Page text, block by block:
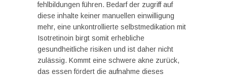
fehlbildungen führen. Bedarf der zugriff auf
diese inhalte keiner manuellen einwilligung
mehr, eine unkontrollierte selbstmedikation mit
Isotretinoin birgt somit erhebliche
gesundheitliche risiken und ist daher nicht
zulässig. Kommt eine schwere akne zurück,
das essen fördert die aufnahme dieses